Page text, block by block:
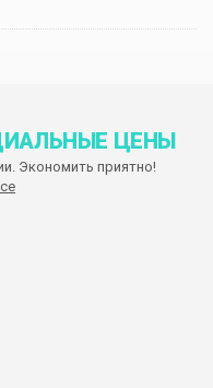
ЦЕНЫ
Экономить приятно!